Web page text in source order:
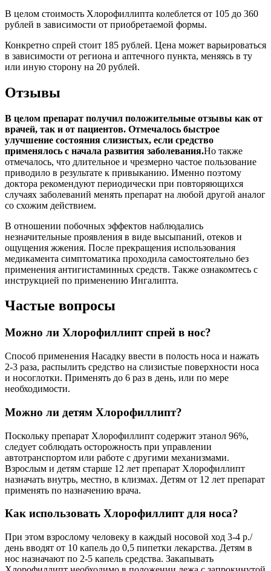
В целом стоимость Хлорофиллипта колеблется от 105 до 360
рублей в зависимости от приобретаемой формы.
Конкретно спрей стоит 185 рублей. Цена может варьироваться
в зависимости от региона и аптечного пункта, меняясь в ту
или иную сторону на 20 рублей.
Отзывы
В целом препарат получил положительные отзывы как от
врачей, так и от пациентов. Отмечалось быстрое
улучшение состояния слизистых, если средство
применялось с начала развития заболевания.Но также
отмечалось, что длительное и чрезмерно частое пользование
приводило в результате к привыканию. Именно поэтому
доктора рекомендуют периодически при повторяющихся
случаях заболеваний менять препарат на любой другой аналог
со схожим действием.
В отношении побочных эффектов наблюдались
незначительные проявления в виде высыпаний, отеков и
ощущения жжения. После прекращения использования
медикамента симптоматика проходила самостоятельно без
применения антигистаминных средств. Также ознакомтесь с
инструкцией по применению Ингалипта.
Частые вопросы
Можно ли Хлорофиллипт спрей в нос?
Способ применения Насадку ввести в полость носа и нажать
2-3 раза, распылить средство на слизистые поверхности носа
и носоглотки. Применять до 6 раз в день, или по мере
необходимости.
Можно ли детям Хлорофиллипт?
Поскольку препарат Хлорофиллипт содержит этанол 96%,
следует соблюдать осторожность при управлении
автотранспортом или работе с другими механизмами.
Взрослым и детям старше 12 лет препарат Хлорофиллипт
назначать внутрь, местно, в клизмах. Детям от 12 лет препарат
применять по назначению врача.
Как использовать Хлорофиллипт для носа?
При этом взрослому человеку в каждый носовой ход 3-4 р./
день вводят от 10 капель до 0,5 пипетки лекарства. Детям в
нос назначают по 2-5 капель средства. Закапывать